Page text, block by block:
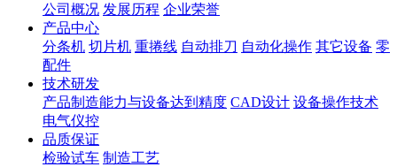
公司概况 发展历程 企业荣誉
产品中心
分条机 切片机 重捲线 自动排刀 自动化操作 其它设备 零
配件
技术研发
产品制造能力与设备达到精度 CAD设计 设备操作技术
电气仪控
品质保证
检验试车 制造工艺